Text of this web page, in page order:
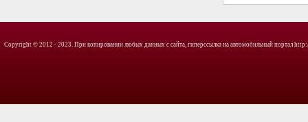
Copyright © 2012 - 2023. При копировании любых данных с сайта, гиперссылка на автомобильный портал